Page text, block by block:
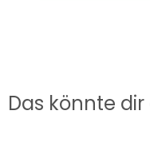
Das könnte